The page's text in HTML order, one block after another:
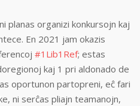
planas organizi konkursojn kaj
En 2021 jam okazis
#1Lib1Ref; estas
kaj 1 pri aldonado de
oportunon partopreni, eĉ fari
ni serĉas pliajn teamanojn,